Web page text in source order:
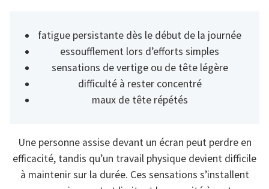
fatigue persistante dès le début de la journée
essoufflement lors d’efforts simples
sensations de vertige ou de tête légère
difficulté à rester concentré
maux de tête répétés
Une personne assise devant un écran peut perdre en
efficacité, tandis qu’un travail physique devient difficile
à maintenir sur la durée. Ces sensations s’installent